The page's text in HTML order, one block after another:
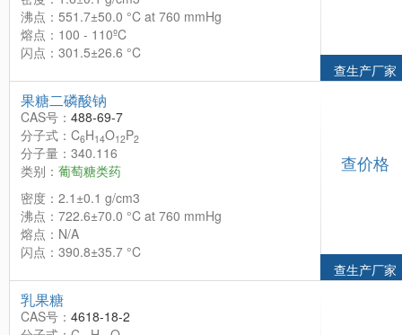
沸点：551.7±50.0 °C at 760 mmHg
熔点：100 - 110ºC
闪点：301.5±26.6 °C
查生产厂家
果糖二磷酸钠
CAS号： 488-69-7
分子式：C6H14O12P2
分子量：340.116
类别： 葡萄糖类药
密度：2.1±0.1 g/cm3
沸点：722.6±70.0 °C at 760 mmHg
熔点：N/A
闪点：390.8±35.7 °C
查价格
查生产厂家
乳果糖
CAS号： 4618-18-2